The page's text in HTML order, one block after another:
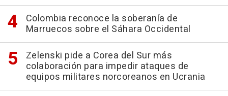
Colombia reconoce la soberanía de
Marruecos sobre el Sáhara Occidental
Zelenski pide a Corea del Sur más
colaboración para impedir ataques de
equipos militares norcoreanos en Ucrania